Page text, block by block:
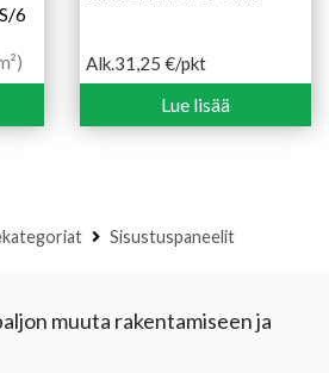
6
Alk.31,25 €
Hintaluokka:
-
/pkt
Lue lisää
Sisustuspaneelit
muuta rakentamiseen ja